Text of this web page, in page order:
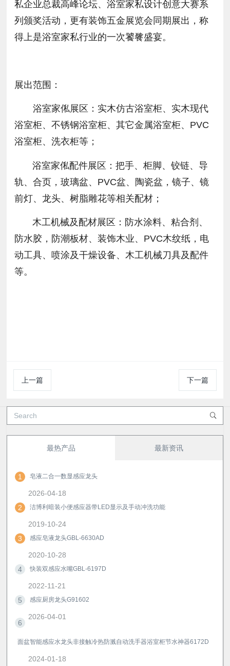
私企业总裁高峰论坛、浴室家私设计创意大赛系
列颁奖活动，更有装饰五金展览会同期展出，称
得上是浴室家私行业的一次饕餮盛宴。
展出范围：
浴室家俬展区：实木仿古浴室柜、实木现代
浴室柜、不锈钢浴室柜、其它金属浴室柜、PVC
浴室柜、洗衣柜等；
浴室家俬配件展区：把手、柜脚、铰链、导
轨、合页，玻璃盆、PVC盆、陶瓷盆，镜子、镜
前灯、龙头、树脂雕花等相关配材；
木工机械及配材展区：防水涂料、粘合剂、
防水胶，防潮板材、装饰木业、PVC木纹纸，电
动工具、喷涂及干燥设备、木工机械刀具及配件
等。
上一篇 下一篇
最热产品 最新资讯
1 皂液二合一数显感应龙头
2026-04-18
2
洁博利暗装小便感应器带LED显示及手动冲洗功能
2019-10-24
3
感应皂液龙头GBL-6630AD
2020-10-28
4
快装双感应水嘴GBL-6197D
2022-11-21
5
感应厨房龙头G91602
2026-04-01
6
面盆智能感应水龙头非接触冷热防溅自动洗手器浴室柜节水神器6172D
2024-01-18